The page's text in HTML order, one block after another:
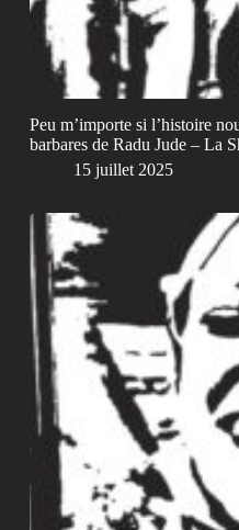
Peu m’importe si l’histoire
barbares de Radu Jude – La
15 juillet 2025